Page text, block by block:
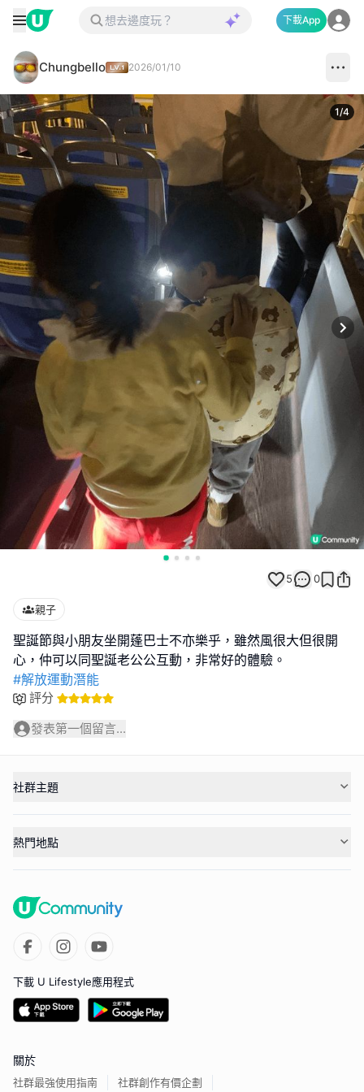
下載App
Chungbello 2026/01/10
1/4
5 0
親子
聖誕節與小朋友坐開蓬巴士不亦樂乎，雖然風很大但很開
#解放運動潛能
評分
發表第一個留言...
社群主題
熱門地點
下載 U Lifestyle應用程式
關於
社群最強使用指南 社群創作有價企劃